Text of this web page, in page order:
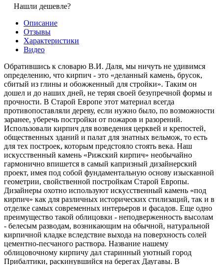
Нашли дешевле?
Описание
Отзывы
Характеристики
Видео
Обратившись к словарю В.И. Даля, мы ничуть не удивимся
определению, что кирпич - это «деланный камень, брусок,
сбитый из глины и обожженный для стройки». Таким он
дошел и до наших дней, не теряя своей безупречной формы и
прочности. В Старой Европе этот материал всегда
противопоставляли дереву, если нужно было, по возможности
заранее, уберечь постройки от пожаров и разорений.
Использовали кирпич для возведения церквей и крепостей,
общественных зданий и палат для знатных вельмож, то есть
для тех построек, которым предстояло стоять века. Наш
искусственный камень «Рижский кирпич» необычайно
гармонично впишется в самый капризный дизайнерский
проект, имея под собой фундаментальную основу изысканной
геометрии, свойственной постройкам Старой Европы.
Дизайнеры охотно используют искусственный камень «под
кирпич» как для различных исторических стилизаций, так и в
отделке самых современных интерьеров и фасадов. Еще одно
преимущество такой облицовки - неподверженность высолам
- белесым разводам, возникающим на обычной, натуральной
кирпичной кладке вследствие выхода на поверхность солей
цементно-песчаного раствора. Название нашему
облицовочному кирпичу дал старинный уютный город
Прибалтики, раскинувшийся на берегах Даугавы. В